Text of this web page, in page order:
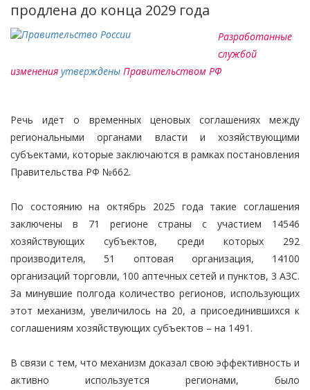
продлена до конца 2029 года
Разработанные
службой
изменения утверждены Правительством РФ
Речь идет о временных ценовых соглашениях между
региональными органами власти и хозяйствующими
субъектами, которые заключаются в рамках постановления
Правительства РФ №662.
По состоянию на октябрь 2025 года такие соглашения
заключены в 71 регионе страны с участием 14546
хозяйствующих субъектов, среди которых 292
производителя, 51 оптовая организация, 14100
организаций торговли, 100 аптечных сетей и пунктов, 3 АЗС.
За минувшие полгода количество регионов, использующих
этот механизм, увеличилось на 20, а присоединившихся к
соглашениям хозяйствующих субъектов – на 1491.
В связи с тем, что механизм доказал свою эффективность и
активно используется регионами, было